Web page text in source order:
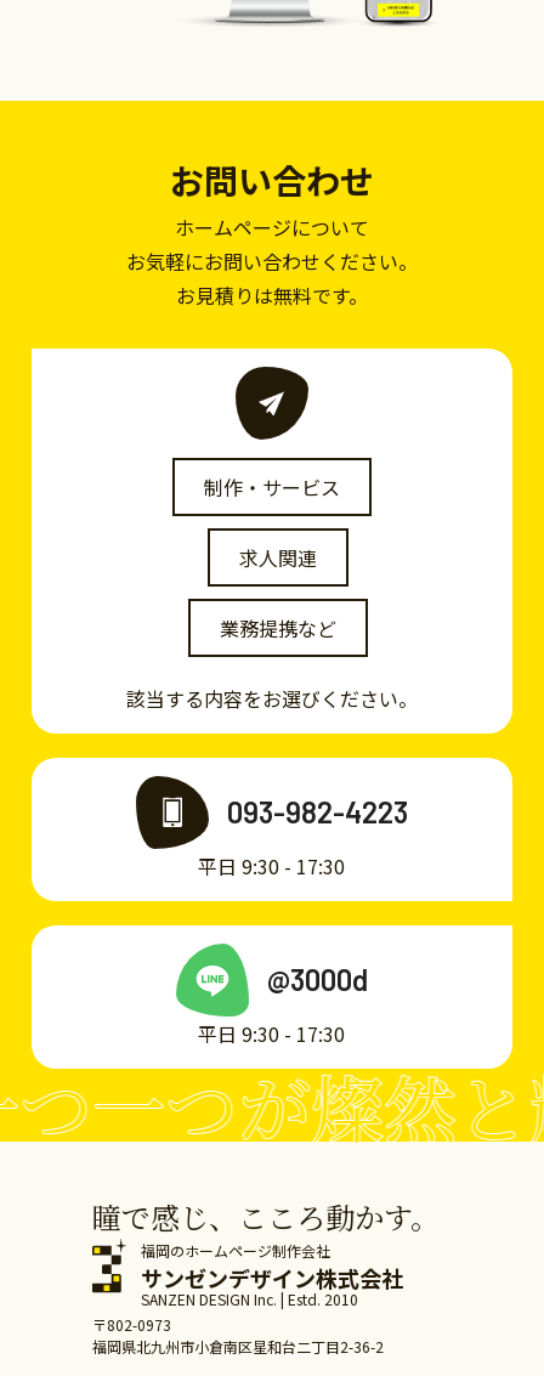
お問い合わせ
ホームページについて
お気軽にお問い合わせください。
お見積りは無料です。
制作・サービス
求人関連
業務提携など
該当する内容をお選びください。
093-982-4223
平日 9:30 - 17:30
@3000d
平日 9:30 - 17:30
一つが燦然と
瞳で感じ、こころ動かす。
福岡のホームページ制作会社
サンゼンデザイン株式会社
SANZEN DESIGN Inc. | Estd. 2010
〒802-0973
福岡県北九州市小倉南区星和台二丁目2-36-2